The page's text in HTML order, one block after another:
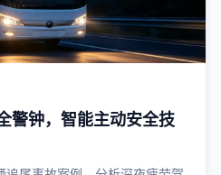
警钟，智能主动安全技